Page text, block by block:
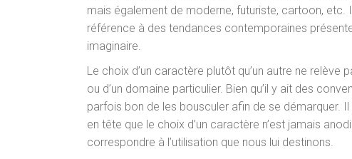
mais également de moderne, futuriste, cartoon, etc.
référence à des tendances contemporaines
imaginaire.
Le choix d’un caractère plutôt qu’un autre ne relève
ou d’un domaine particulier. Bien qu’il y ait des
parfois bon de les bousculer afin de se démarquer.
en tête que le choix d’un caractère n’est jamais
correspondre à l’utilisation que nous lui destinons.